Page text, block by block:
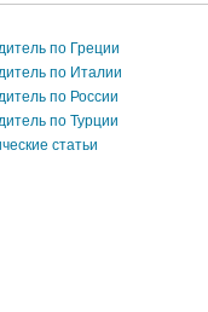
по Греции
по Италии
по России
по Турции
статьи